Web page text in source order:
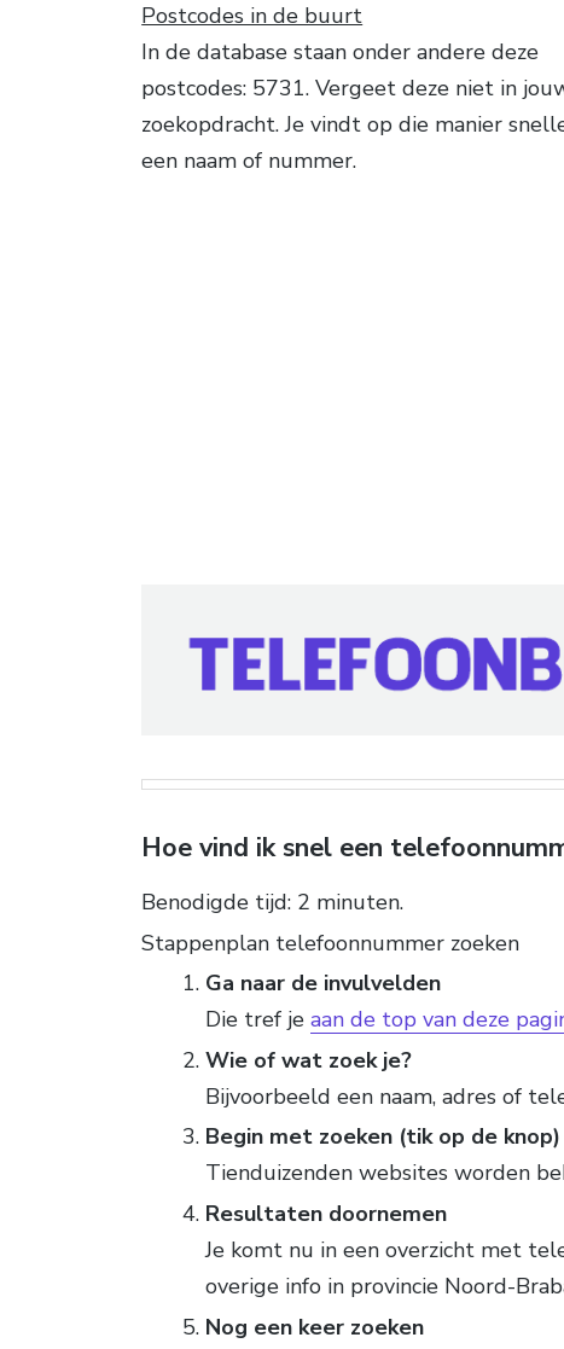
Postcodes in de buurt
In de database staan onder andere deze
postcodes: 5731. Vergeet deze niet in
zoekopdracht. Je vindt op die manier
een naam of nummer.
Hoe vind ik snel een
Benodigde tijd: 2 minuten.
Stappenplan telefoonnummer zoeken
Ga naar de invulvelden
Die tref je aan de top van deze
Wie of wat zoek je?
Bijvoorbeeld een naam, adres of
Begin met zoeken (tik op de knop)
Tienduizenden websites worden
Resultaten doornemen
Je komt nu in een overzicht met
overige info in provincie Noord-
Nog een keer zoeken